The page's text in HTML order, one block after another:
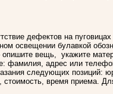
дефектов на пуговицах
освещении булавкой
вещь, укажите
фамилия, адрес или
следующих позиций:
стоимость, время приема.